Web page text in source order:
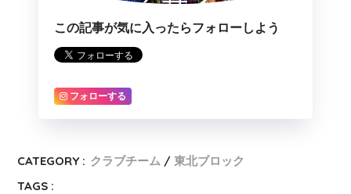
この記事が気に入ったらフォローしよう
フォローする
CATEGORY : クラブチーム
東北ブロック
TAGS :